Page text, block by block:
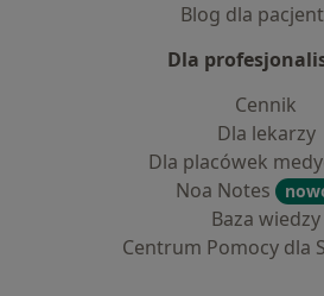
Blog dla
Dla
Cennik
Dla lekarzy
Dla placówek
Noa Notes
Baza wiedzy
Centrum Pomocy dla